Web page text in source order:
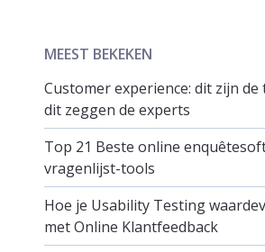
MEEST BEKEKEN
Customer experience: dit zijn de
dit zeggen de experts
Top 21 Beste online
vragenlijst-tools
Hoe je Usability Testing
met Online Klantfeedback